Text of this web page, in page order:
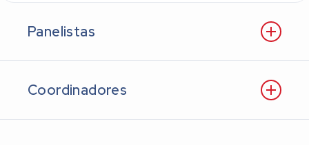
Panelistas
Dra. Noemí L. R. Saldeña
Dr. Pablo D. Schvartzman
Coordinadores